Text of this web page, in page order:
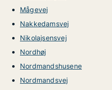
Mågevej
Nakkedamsvej
Nikolajsensvej
Nordhøj
Nordmandshusene
Nordmandsvej